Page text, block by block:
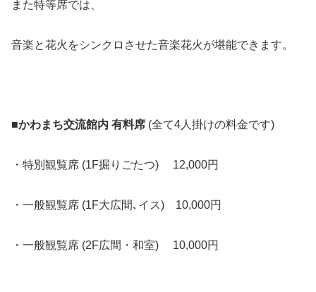
また特等席では、
音楽と花火をシンクロさせた音楽花火が堪能できます。
■かわまち交流館内 有料席 (全て4人掛けの料金です)
・特別観覧席 (1F掘りごたつ) 12,000円
・一般観覧席 (1F大広間､イス) 10,000円
・一般観覧席 (2F広間・和室) 10,000円